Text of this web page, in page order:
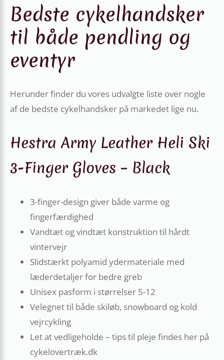
Bedste cykelhandsker
til både pendling og
eventyr
Herunder finder du vores udvalgte liste over nogle
af de bedste cykelhandsker på markedet lige nu.
Hestra Army Leather Heli Ski
3-Finger Gloves – Black
3-finger-design giver både varme og
fingerfærdighed
Vandtæt og vindtæt konstruktion til hårdt
vintervejr
Slidstærkt polyamid ydermateriale med
læderdetaljer for bedre greb
Unisex pasform i størrelser 5-12
Velegnet til både skiløb, snowboard og kold
vejrcykling
Let at vedligeholde – tips til pleje findes her på
cykelovertræk.dk